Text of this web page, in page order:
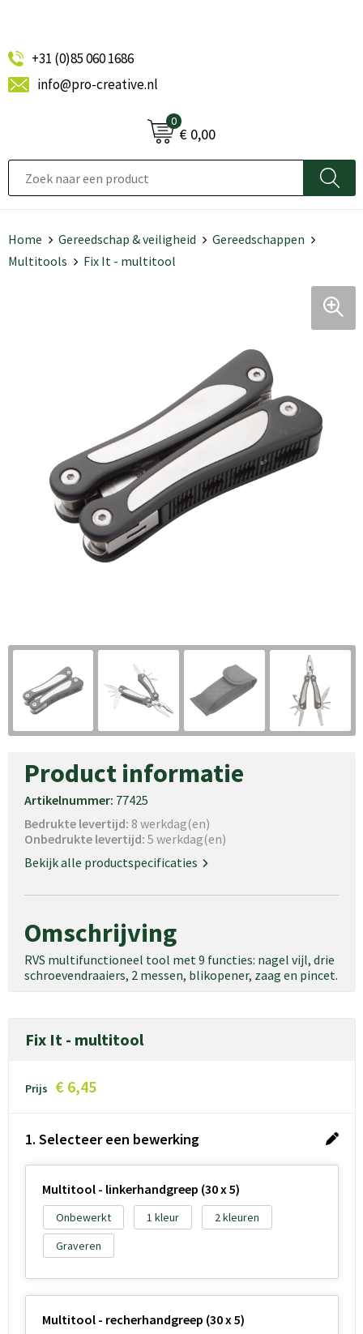
+31 (0)85 060 1686
info@pro-creative.nl
0
€ 0,00
Home Gereedschap & veiligheid
Gereedschappen
Multitools
Fix It - multitool
Product informatie
Artikelnummer: 77425
Bedrukte levertijd: 8 werkdag(en)
Onbedrukte levertijd: 5 werkdag(en)
Bekijk alle productspecificaties
Omschrijving
RVS multifunctioneel tool met 9 functies: nagel vijl, drie
schroevendraaiers, 2 messen, blikopener, zaag en pincet.
Fix It - multitool
Prijs € 6,45
1. Selecteer een bewerking
Multitool - linkerhandgreep (30 x 5)
Onbewerkt 1
2
Graveren
Multitool - recherhandgreep (30 x 5)